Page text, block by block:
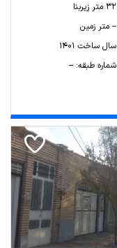
32 متر زیربنا
-- متر زمین
سال ساخت 1401
شماره طبقه: --